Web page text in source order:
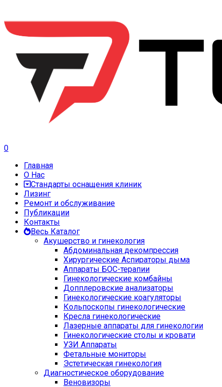
0
Главная
О Нас
Стандарты оснащения клиник
Лизинг
Ремонт и обслуживание
Публикации
Контакты
Весь Каталог
Акушерство и гинекология
Абдоминальная декомпрессия
Хирургические Аспираторы дыма
Аппараты БОС-терапии
Гинекологические комбайны
Допплеровские анализаторы
Гинекологические коагуляторы
Кольпоскопы гинекологические
Кресла гинекологические
Лазерные аппараты для гинекологии
Гинекологические столы и кровати
УЗИ Аппараты
Фетальные мониторы
Эстетическая гинекология
Диагностическое оборудование
Веновизоры